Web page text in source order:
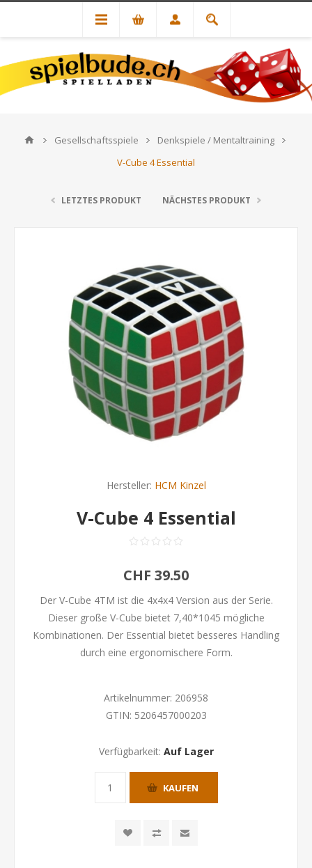
Gesellschaftsspiele
Denkspiele / Mentaltraining
V-Cube 4 Essential
LETZTES PRODUKT NÄCHSTES PRODUKT
Hersteller: HCM Kinzel
V-Cube 4 Essential
CHF 39.50
Der V-Cube 4TM ist die 4x4x4 Version aus der Serie.
Dieser große V-Cube bietet 7,40*1045 mögliche
Kombinationen. Der Essential bietet besseres Handling
durch eine ergonomischere Form.
Artikelnummer: 206958
GTIN: 5206457000203
Verfügbarkeit: Auf Lager
KAUFEN